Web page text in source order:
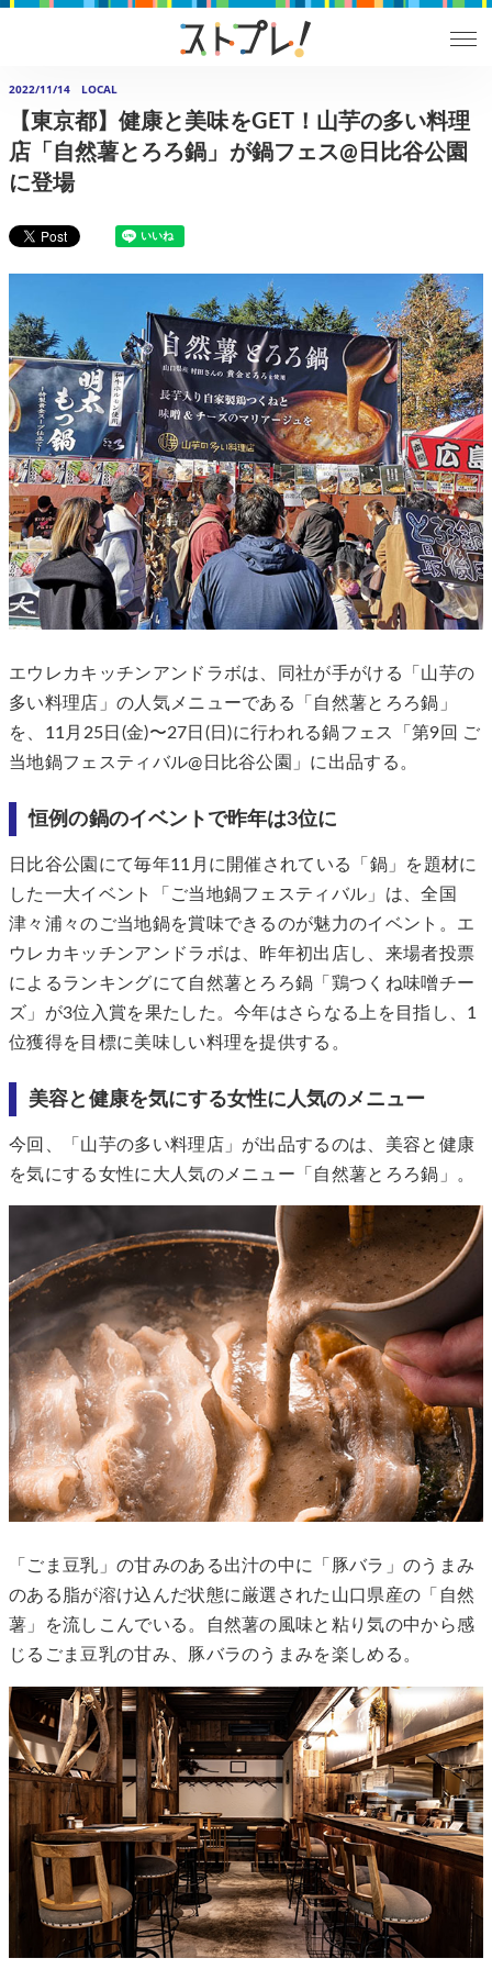
2022/11/14 LOCAL
【東京都】健康と美味をGET！山芋の多い料理
店「自然薯とろろ鍋」が鍋フェス@日比谷公園
に登場
エウレカキッチンアンドラボは、同社が手がける「山芋の
多い料理店」の人気メニューである「自然薯とろろ鍋」
を、11月25日(金)〜27日(日)に行われる鍋フェス「第9回 ご
当地鍋フェスティバル@日比谷公園」に出品する。
恒例の鍋のイベントで昨年は3位に
日比谷公園にて毎年11月に開催されている「鍋」を題材に
した一大イベント「ご当地鍋フェスティバル」は、全国
津々浦々のご当地鍋を賞味できるのが魅力のイベント。エ
ウレカキッチンアンドラボは、昨年初出店し、来場者投票
によるランキングにて自然薯とろろ鍋「鶏つくね味噌チー
ズ」が3位入賞を果たした。今年はさらなる上を目指し、1
位獲得を目標に美味しい料理を提供する。
美容と健康を気にする女性に人気のメニュー
今回、「山芋の多い料理店」が出品するのは、美容と健康
を気にする女性に大人気のメニュー「自然薯とろろ鍋」。
「ごま豆乳」の甘みのある出汁の中に「豚バラ」のうまみ
のある脂が溶け込んだ状態に厳選された山口県産の「自然
薯」を流しこんでいる。自然薯の風味と粘り気の中から感
じるごま豆乳の甘み、豚バラのうまみを楽しめる。